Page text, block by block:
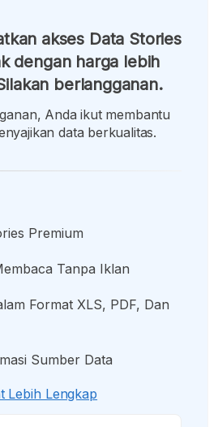
akses Data Stories
dengan harga lebih
berlangganan.
Anda ikut membantu
data berkualitas.
Premium
Tanpa Iklan
Format XLS, PDF, Dan
Sumber Data
Lebih Lengkap